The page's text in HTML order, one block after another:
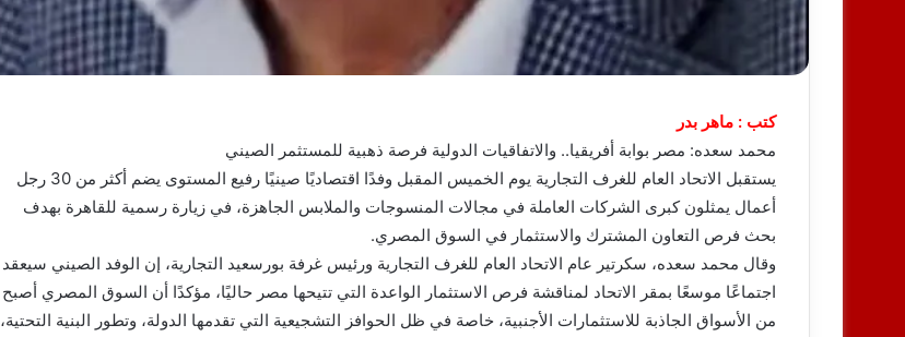
كتب : ماهر بدر
محمد سعده: مصر بوابة أفريقيا.. والاتفاقيات الدولية فرصة ذهبية للمستثمر الصيني
يستقبل الاتحاد العام للغرف التجارية يوم الخميس المقبل وفدًا اقتصاديًا صينيًا رفيع المستوى يضم أكثر من 30 رجل
أعمال يمثلون كبرى الشركات العاملة في مجالات المنسوجات والملابس الجاهزة، في زيارة رسمية للقاهرة بهدف
بحث فرص التعاون المشترك والاستثمار في السوق المصري.
وقال محمد سعده، سكرتير عام الاتحاد العام للغرف التجارية ورئيس غرفة بورسعيد التجارية، إن الوفد الصيني سيعقد
اجتماعًا موسعًا بمقر الاتحاد لمناقشة فرص الاستثمار الواعدة التي تتيحها مصر حاليًا، مؤكدًا أن السوق المصري أصبح
من الأسواق الجاذبة للاستثمارات الأجنبية، خاصة في ظل الحوافز التشجيعية التي تقدمها الدولة، وتطور البنية التحتية،